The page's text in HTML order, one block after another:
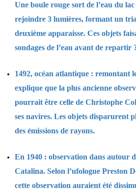
Une boule rouge sort de l’eau du
rejoindre 3 lumières, formant un
deuxième apparaisse. Ces objets
sondages de l’eau avant de repartir
1492, océan atlantique : remontant
explique que la plus ancienne
pourrait être celle de Christophe
ses navires. Les objets disparurent
des émissions de rayons.
En 1940 : observation dans autour
Catalina. Selon l’ufologue Preston
cette observation auraient été